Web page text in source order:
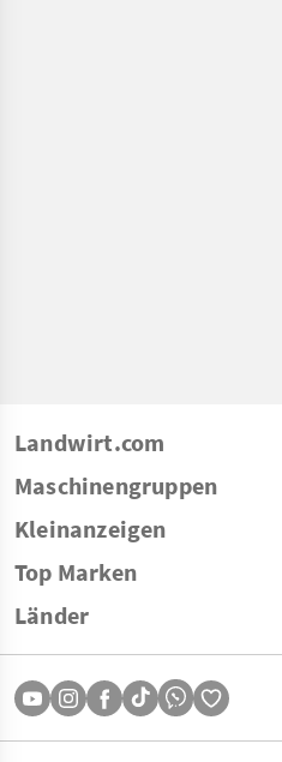
Landwirt.com
Maschinengruppen
Kleinanzeigen
Top Marken
Länder